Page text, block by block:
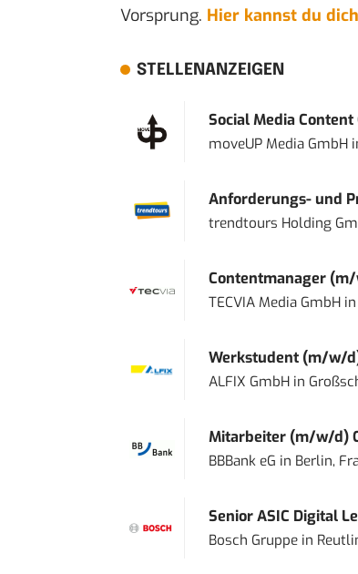
Vorsprung. Hier kannst du
STELLENANZEIGEN
Social Media
moveUP Media GmbH
Anforderungs- und
trendtours Holding
Contentmanager
TECVIA Media GmbHin
Werkstudent (m/w/
ALFIX GmbHin
Mitarbeiter (m/w/d)
BBBank eG in Berlin,
Senior ASIC Digital
Bosch Gruppein